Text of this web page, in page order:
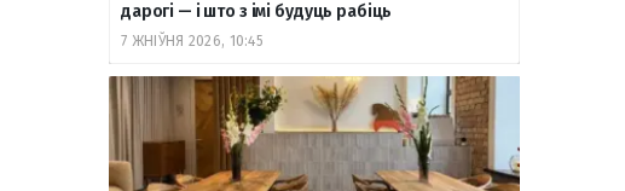
дарогі — і што з імі будуць рабіць
7 ЖНІЎНЯ 2026, 10:45